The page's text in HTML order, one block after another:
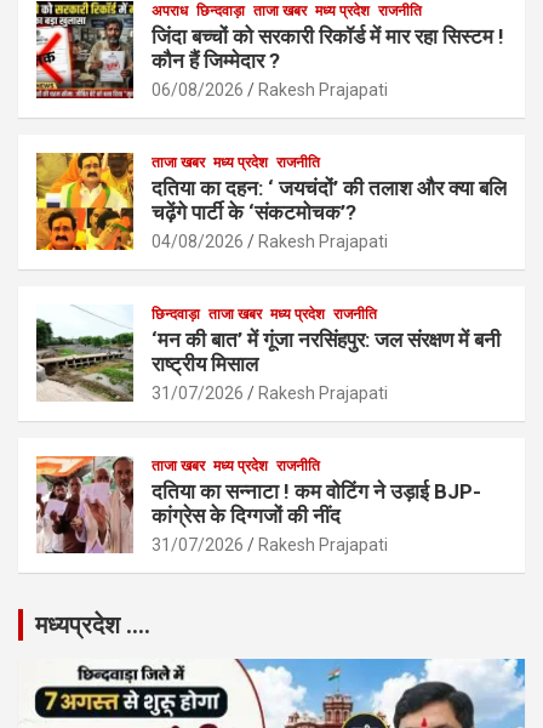
b
o
o
k
s
A
p
p
e
अपराध छिन्दवाड़ा ताजा खबर मध्य प्रदेश राजनीति
जिंदा बच्चों को सरकारी रिकॉर्ड में मार रहा सिस्टम !
कौन हैं जिम्मेदार ?
06/08/2026 Rakesh Prajapati
ताजा खबर मध्य प्रदेश राजनीति
दतिया का दहन: ‘ जयचंदों’ की तलाश और क्या बलि
चढ़ेंगे पार्टी के ‘संकटमोचक’?
04/08/2026 Rakesh Prajapati
छिन्दवाड़ा ताजा खबर मध्य प्रदेश राजनीति
‘मन की बात’ में गूंजा नरसिंहपुर: जल संरक्षण में बनी
राष्ट्रीय मिसाल
31/07/2026 Rakesh Prajapati
ताजा खबर मध्य प्रदेश राजनीति
दतिया का सन्नाटा ! कम वोटिंग ने उड़ाई BJP-
कांग्रेस के दिग्गजों की नींद
31/07/2026 Rakesh Prajapati
मध्यप्रदेश ….